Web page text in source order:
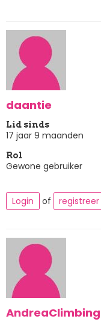
daantie
Lid sinds
17 jaar 9 maanden
Rol
Gewone gebruiker
Login of registreer
AndreaClimbing